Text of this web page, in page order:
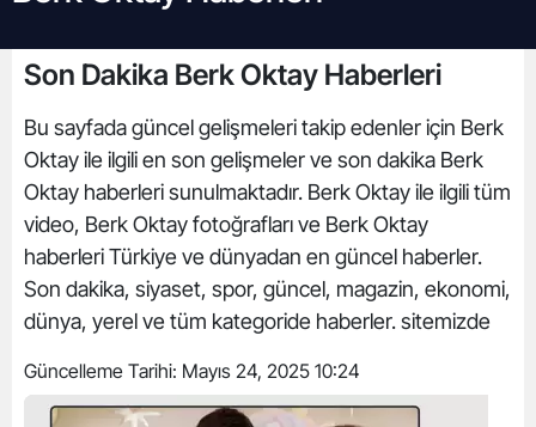
Son Dakika Berk Oktay Haberleri
Bu sayfada güncel gelişmeleri takip edenler için Berk
Oktay ile ilgili en son gelişmeler ve son dakika Berk
Oktay haberleri sunulmaktadır. Berk Oktay ile ilgili tüm
video, Berk Oktay fotoğrafları ve Berk Oktay
haberleri Türkiye ve dünyadan en güncel haberler.
Son dakika, siyaset, spor, güncel, magazin, ekonomi,
dünya, yerel ve tüm kategoride haberler. sitemizde
Güncelleme Tarihi: Mayıs 24, 2025 10:24